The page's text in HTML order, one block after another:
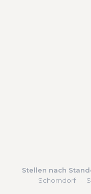
Stellen nach
Schorndorf
·